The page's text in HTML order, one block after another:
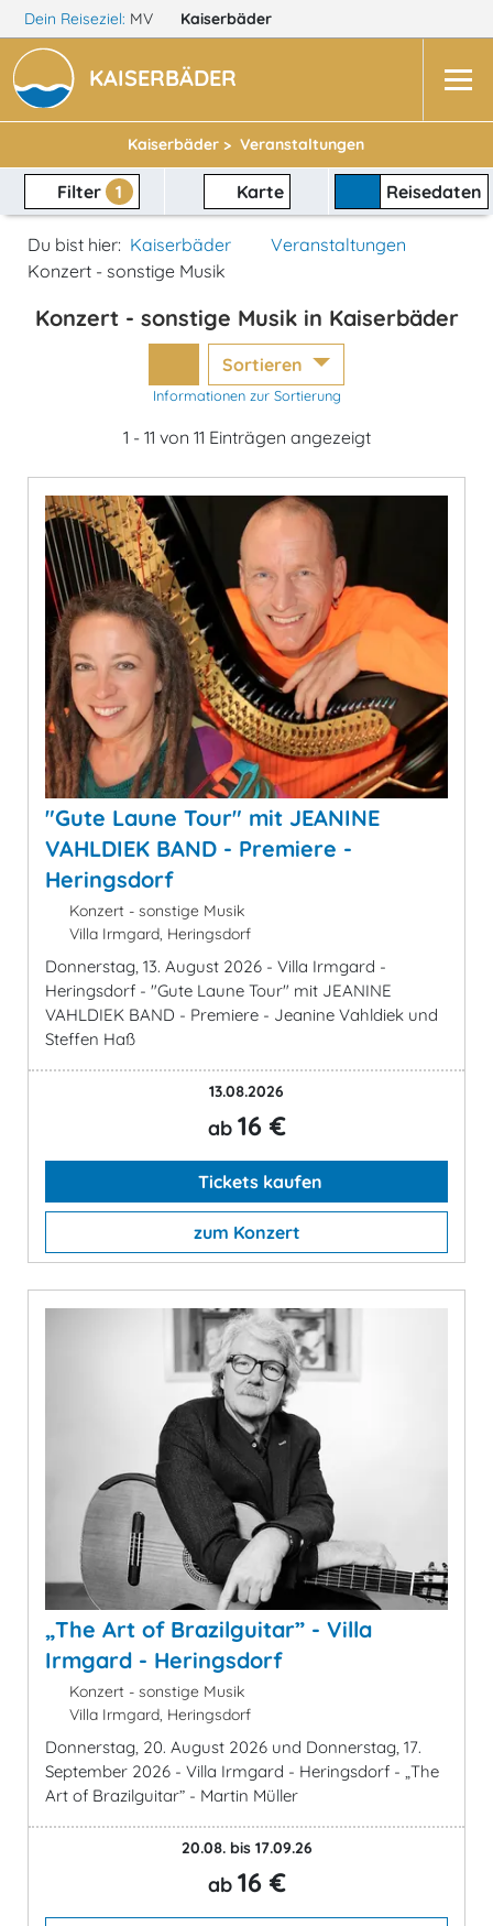
Dein Reiseziel: MV Kaiserbäder
KAISERBÄDER
Kaiserbäder > Veranstaltungen
Filter 1 Karte Reisedaten
Du bist hier: Kaiserbäder
Veranstaltungen
Konzert - sonstige Musik
Konzert - sonstige Musik in Kaiserbäder
Sortieren
Informationen zur Sortierung
1 - 11 von 11 Einträgen angezeigt
"Gute Laune Tour" mit JEANINE
VAHLDIEK BAND - Premiere -
Heringsdorf
Konzert - sonstige Musik
Villa Irmgard, Heringsdorf
Donnerstag, 13. August 2026 - Villa Irmgard -
Heringsdorf - "Gute Laune Tour" mit JEANINE
VAHLDIEK BAND - Premiere - Jeanine Vahldiek und
Steffen Haß
13.08.2026
ab 16 €
Tickets kaufen
zum Konzert
„The Art of Brazilguitar” - Villa
Irmgard - Heringsdorf
Konzert - sonstige Musik
Villa Irmgard, Heringsdorf
Donnerstag, 20. August 2026 und Donnerstag, 17.
September 2026 - Villa Irmgard - Heringsdorf - „The
Art of Brazilguitar” - Martin Müller
20.08. bis 17.09.26
ab 16 €